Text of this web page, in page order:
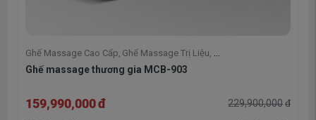
Ghế Massage Cao Cấp Ghế Massage Trị Liệu
Ghế Massage Poongsan Hàn Quốc, Ghế massage Toàn Thân
Ghế massage thương gia MCB-903
159,990,000đ 229,900,000đ